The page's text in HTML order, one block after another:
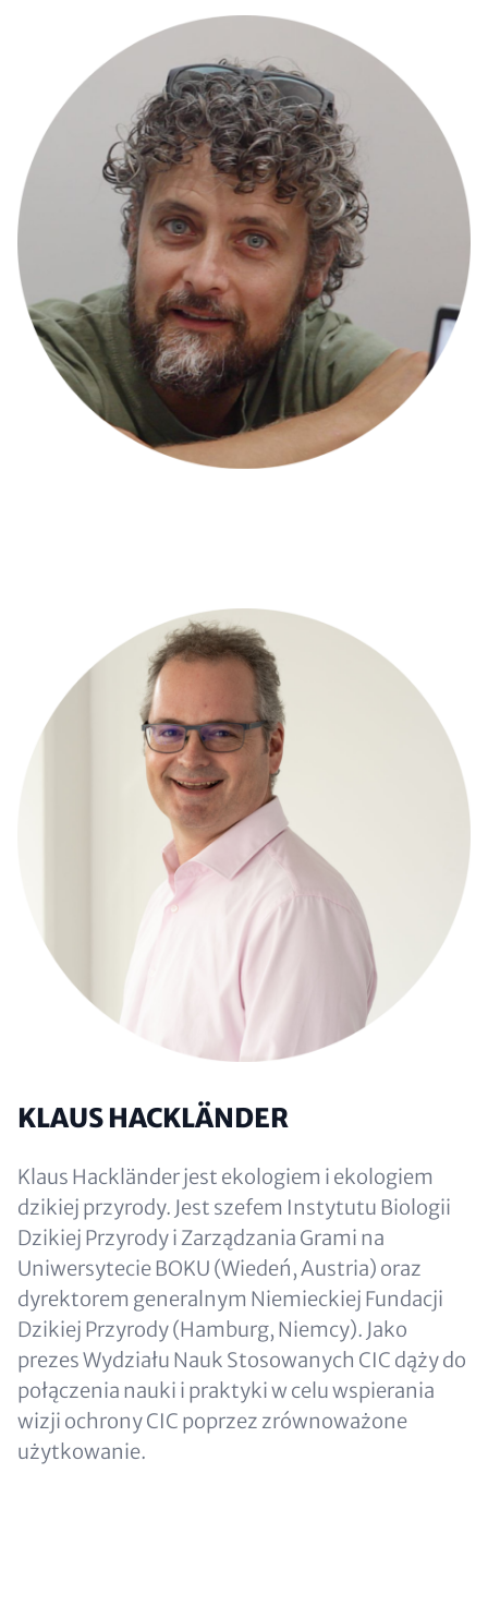
KLAUS HACKLÄNDER
Klaus Hackländer jest ekologiem i ekologiem
dzikiej przyrody. Jest szefem Instytutu Biologii
Dzikiej Przyrody i Zarządzania Grami na
Uniwersytecie BOKU (Wiedeń, Austria) oraz
dyrektorem generalnym Niemieckiej Fundacji
Dzikiej Przyrody (Hamburg, Niemcy). Jako
prezes Wydziału Nauk Stosowanych CIC dąży do
połączenia nauki i praktyki w celu wspierania
wizji ochrony CIC poprzez zrównoważone
użytkowanie.